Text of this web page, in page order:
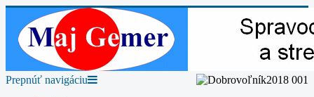
Prepnúť navigáciu